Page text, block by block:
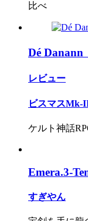
比べ
Dé Danann
レビュー
ビスマスMk-
ケルト神話
Emera.3-
すぎやん